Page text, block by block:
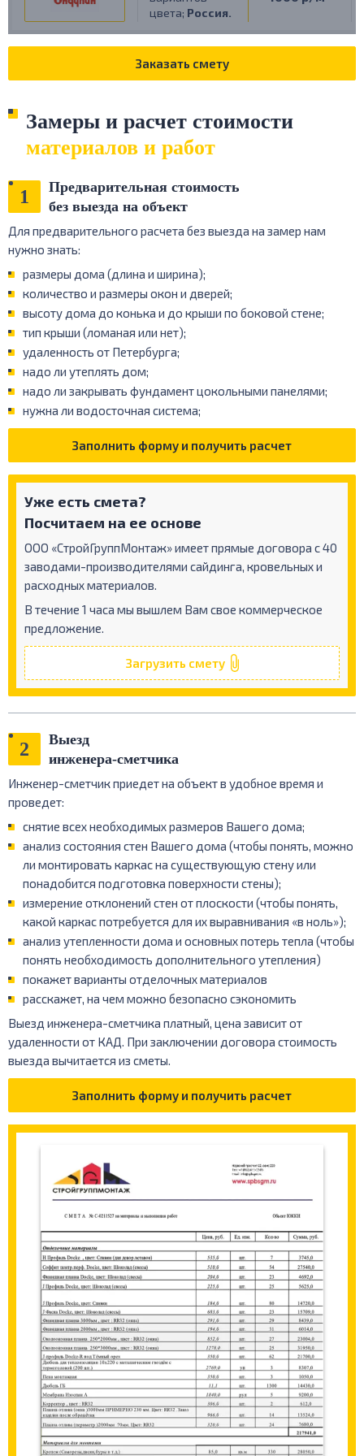
цвета; Россия.
Заказать смету
Замеры и расчет стоимости
материалов и работ
1
Предварительная стоимость
без выезда на объект
Для предварительного расчета без выезда на замер нам
нужно знать:
размеры дома (длина и ширина);
количество и размеры окон и дверей;
высоту дома до конька и до крыши по боковой стене;
тип крыши (ломаная или нет);
удаленность от Петербурга;
надо ли утеплять дом;
надо ли закрывать фундамент цокольными панелями;
нужна ли водосточная система;
Заполнить форму и получить расчет
Уже есть смета?
Посчитаем на ее основе
ООО «СтройГруппМонтаж» имеет прямые договора с 40
заводами-производителями сайдинга, кровельных и
расходных материалов.
В течение 1 часа мы вышлем Вам свое коммерческое
предложение.
Загрузить смету
2
Выезд
инженера-сметчика
Инженер-сметчик приедет на объект в удобное время и
проведет:
снятие всех необходимых размеров Вашего дома;
анализ состояния стен Вашего дома (чтобы понять, можно
ли монтировать каркас на существующую стену или
понадобится подготовка поверхности стены);
измерение отклонений стен от плоскости (чтобы понять,
какой каркас потребуется для их выравнивания «в ноль»);
анализ утепленности дома и основных потерь тепла (чтобы
понять необходимость дополнительного утепления)
покажет варианты отделочных материалов
расскажет, на чем можно безопасно сэкономить
Выезд инженера-сметчика платный, цена зависит от
удаленности от КАД. При заключении договора стоимость
выезда вычитается из сметы.
Заполнить форму и получить расчет